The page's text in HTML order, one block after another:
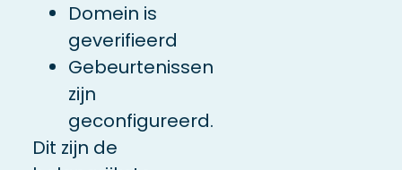
Domein is
geverifieerd
Gebeurtenissen
zijn
geconfigureerd.
Dit zijn de